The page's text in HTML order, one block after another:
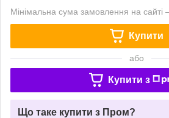
Мінімальна сума замовлення на
Купити
або
Купити з
Що таке купити з Пром?